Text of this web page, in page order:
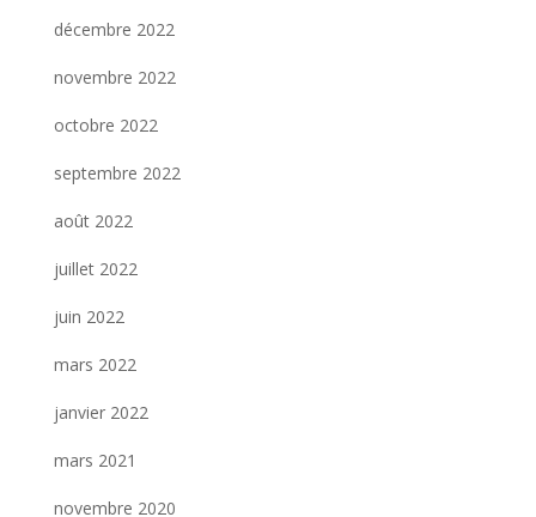
décembre 2022
novembre 2022
octobre 2022
septembre 2022
août 2022
juillet 2022
juin 2022
mars 2022
janvier 2022
mars 2021
novembre 2020